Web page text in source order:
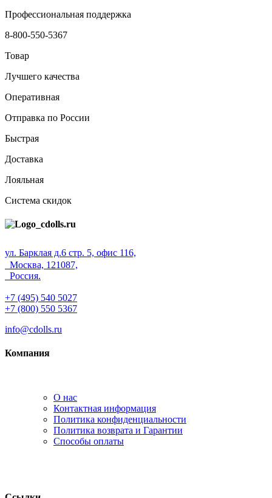
Профессиональная поддержка
8-800-550-5367
Товар
Лучшего качества
Оперативная
Отправка по России
Быстрая
Доставка
Лояльная
Система скидок
ул. Барклая д.6 стр. 5, офис 116,
Москва, 121087,
Россия.
+7 (495) 540 5027
+7 (800) 550 5367
info@cdolls.ru
Компания
О нас
Контактная информация
Политика конфиденциальности
Политика возврата и Гарантии
Способы оплаты